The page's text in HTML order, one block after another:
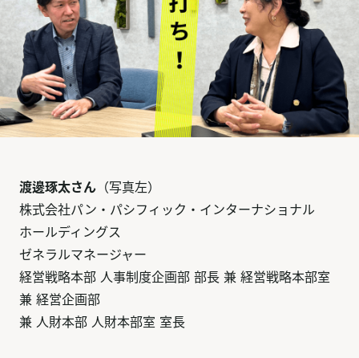
渡邊琢太さん （写真左）
株式会社パン・パシフィック・インターナショナル
ホールディングス
ゼネラルマネージャー
経営戦略本部 人事制度企画部 部長 兼 経営戦略本部室
兼 経営企画部
兼 人財本部 人財本部室 室長